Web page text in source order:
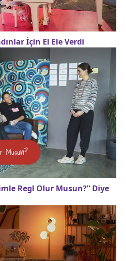
İçin El Ele Verdi
Regl Olur Musun?” Diye